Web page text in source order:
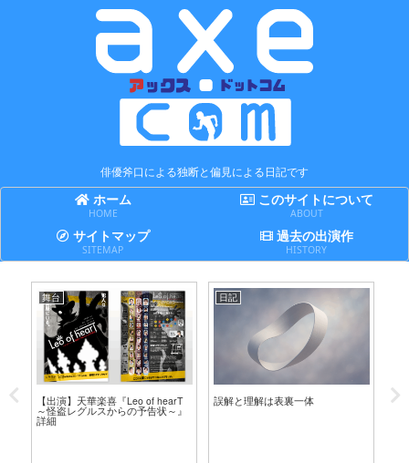
俳優斧口による独断と偏見による日記です
ホーム
HOME
このサイトについて
ABOUT
サイトマップ
SITEMAP
過去の出演作
HISTORY
舞台
【出演】天華楽喜『Leo of hearT
～怪盗レグルスからの予告状～』
詳細
日記
誤解と理解は表裏一体